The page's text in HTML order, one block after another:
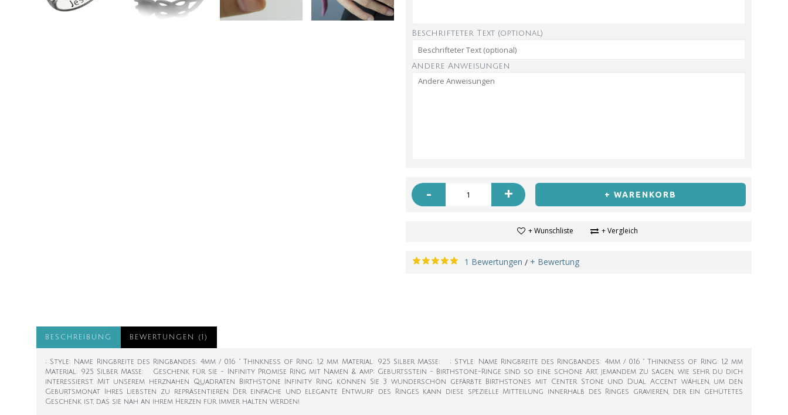
Beschrifteter Text (optional)
Andere Anweisungen
- + + WARENKORB
+ Wunschliste + Vergleich
1 Bewertungen / + Bewertung
BESCHREIBUNG BEWERTUNGEN (1)
; Style: Name Ringbreite des Ringbandes: 4mm / 0.16 " Thinkness of Ring: 1,2 mm Material: 925 Silber Maße: ; Style: Name Ringbreite des Ringbandes: 4mm / 0.16 " Thinkness of Ring: 1,2 mm
Material: 925 Silber Maße: Geschenk für sie - Infinity Promise Ring mit Namen & amp; Geburtsstein - Birthstone-Ringe sind so eine schöne Art, jemandem zu sagen, wie sehr du dich
interessierst. Mit unserem herznahen Quadraten Birthstone Infinity Ring können Sie 3 wunderschön gefärbte Birthstones mit Center Stone und Dual Accent wählen, um den
Geburtsmonat Ihres Liebsten zu repräsentieren. Der einfache und elegante Entwurf des Ringes kann diese spezielle Mitteilung innerhalb des Ringes gravieren, der ein gehütetes
Geschenk ist, das sie nah an ihrem Herzen für immer halten werden!